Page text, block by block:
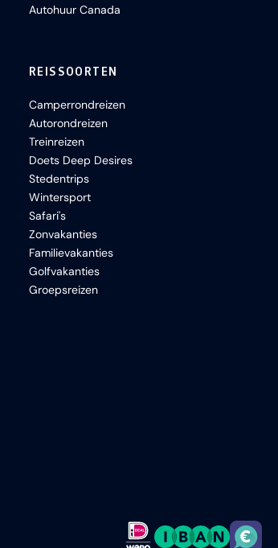
Autohuur Canada
REISSOORTEN
Camperrondreizen
Autorondreizen
Treinreizen
Doets Deep Desires
Stedentrips
Wintersport
Safari's
Zonvakanties
Familievakanties
Golfvakanties
Groepsreizen